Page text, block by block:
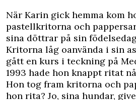
När Karin gick hemma kom
pastellkritorna och
sina döttrar på sin
Kritorna låg oanvända i sin
gått en kurs i teckning på
1993 hade hon knappt ritat
Hon tog fram kritorna och
hon rita? Jo, sina hundar,